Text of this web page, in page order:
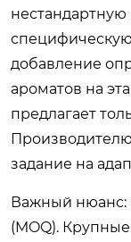
добавление
ароматов на
предлагает
задание на
Важный нюанс:
(MOQ).